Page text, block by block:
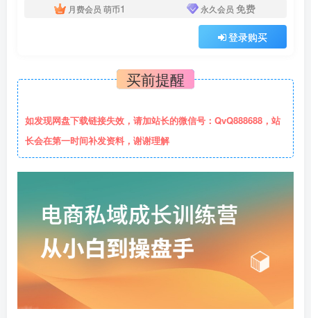
月费会员 萌币1 永久会员 免费
登录购买
买前提醒
如发现网盘下载链接失效，请加站长的微信号：QvQ888688，站
长会在第一时间补发资料，谢谢理解